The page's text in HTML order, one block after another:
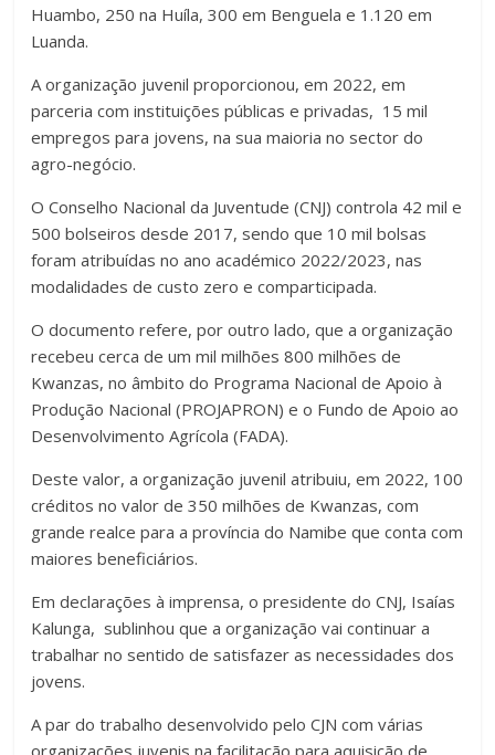
Huambo, 250 na Huíla, 300 em Benguela e 1.120 em
Luanda.
A organização juvenil proporcionou, em 2022, em
parceria com instituições públicas e privadas, 15 mil
empregos para jovens, na sua maioria no sector do
agro-negócio.
O Conselho Nacional da Juventude (CNJ) controla 42 mil e
500 bolseiros desde 2017, sendo que 10 mil bolsas
foram atribuídas no ano académico 2022/2023, nas
modalidades de custo zero e comparticipada.
O documento refere, por outro lado, que a organização
recebeu cerca de um mil milhões 800 milhões de
Kwanzas, no âmbito do Programa Nacional de Apoio à
Produção Nacional (PROJAPRON) e o Fundo de Apoio ao
Desenvolvimento Agrícola (FADA).
Deste valor, a organização juvenil atribuiu, em 2022, 100
créditos no valor de 350 milhões de Kwanzas, com
grande realce para a província do Namibe que conta com
maiores beneficiários.
Em declarações à imprensa, o presidente do CNJ, Isaías
Kalunga, sublinhou que a organização vai continuar a
trabalhar no sentido de satisfazer as necessidades dos
jovens.
A par do trabalho desenvolvido pelo CJN com várias
organizações juvenis na facilitação para aquisição de